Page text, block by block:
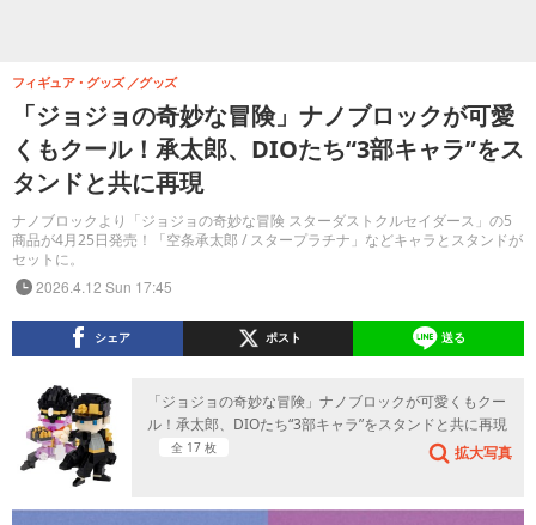
「ジョジョの奇妙な冒険」ナノブロックが可愛
くもクール！承太郎、DIOたち“3部キャラ”をス
タンドと共に再現
ナノブロックより「ジョジョの奇妙な冒険 スターダストクルセイダース」の5
商品が4月25日発売！「空条承太郎 / スタープラチナ」などキャラとスタンドが
セットに。
フィギュア・グッズ グッズ
2026.4.12 Sun 17:45
シェア ポスト 送る
「ジョジョの奇妙な冒険」ナノブロックが可愛くもクー
ル！承太郎、DIOたち“3部キャラ”をスタンドと共に再現
全 17 枚 拡大写真